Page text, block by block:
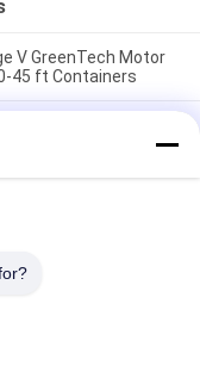
V GreenTech Motor
45 ft Containers
nieuwe
Pacific markt beter
T-1280Pro
aangedreven Truck